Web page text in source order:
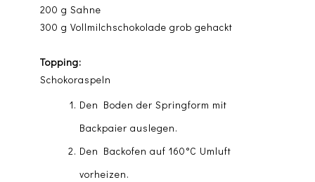
200 g Sahne
300 g Vollmilchschokolade grob gehackt
Topping:
Schokoraspeln
Den Boden der Springform mit
Backpaier auslegen.
Den Backofen auf 160°C Umluft
vorheizen.